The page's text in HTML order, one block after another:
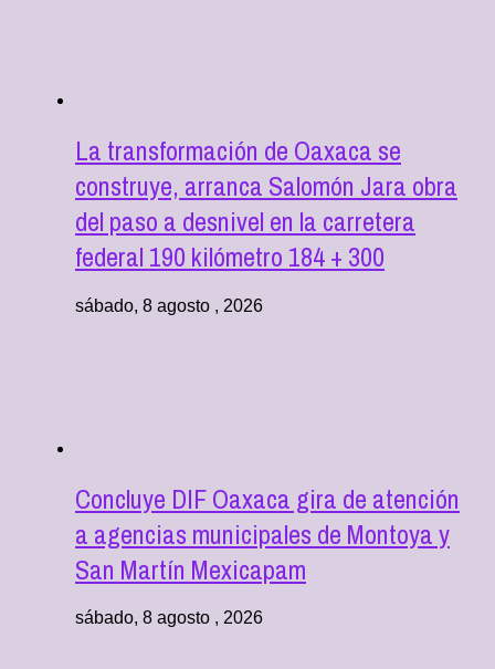
La transformación de Oaxaca se
construye, arranca Salomón Jara obra
del paso a desnivel en la carretera
federal 190 kilómetro 184 + 300
sábado, 8 agosto , 2026
Concluye DIF Oaxaca gira de atención
a agencias municipales de Montoya y
San Martín Mexicapam
sábado, 8 agosto , 2026